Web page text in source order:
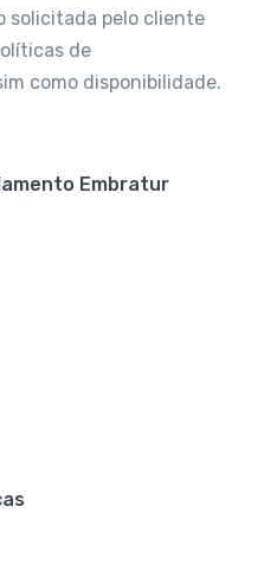
solicitada pelo cliente
de
como disponibilidade.
Embratur